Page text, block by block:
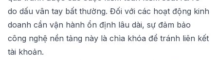
do dấu vân tay bất thường. Đối với các hoạt động kinh
doanh cần vận hành ổn định lâu dài, sự đảm bảo
công nghệ nền tảng này là chìa khóa để tránh liên kết
tài khoản.